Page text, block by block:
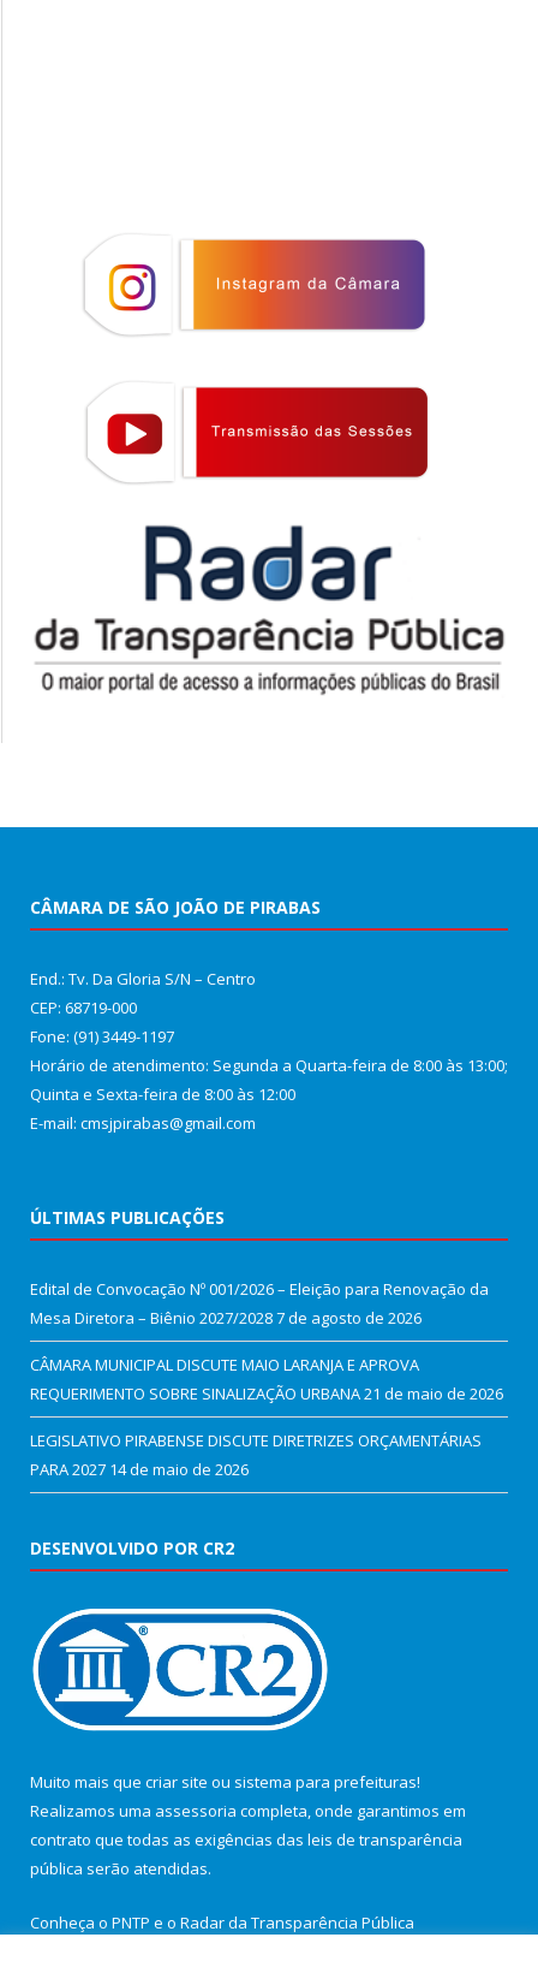
CÂMARA DE SÃO JOÃO DE PIRABAS
End.: Tv. Da Gloria S/N – Centro
CEP: 68719-000
Fone: (91) 3449-1197
Horário de atendimento: Segunda a Quarta-feira de 8:00 às 13:00;
Quinta e Sexta-feira de 8:00 às 12:00
E-mail: cmsjpirabas@gmail.com
ÚLTIMAS PUBLICAÇÕES
Edital de Convocação Nº 001/2026 – Eleição para Renovação da
Mesa Diretora – Biênio 2027/20287 de agosto de 2026
CÂMARA MUNICIPAL DISCUTE MAIO LARANJA E APROVA
REQUERIMENTO SOBRE SINALIZAÇÃO URBANA21 de maio de 2026
LEGISLATIVO PIRABENSE DISCUTE DIRETRIZES ORÇAMENTÁRIAS
PARA 2027 14 de maio de 2026
DESENVOLVIDO POR CR2
Muito mais que criar site ou sistema para prefeituras!
Realizamos uma assessoria completa, onde garantimos em
contrato que todas as exigências das leis de transparência
pública serão atendidas.
Conheça o PNTP e o Radar da Transparência Pública